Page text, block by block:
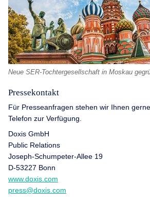
Neue SER-Tochtergesellschaft in Moskau
Pressekontakt
Für Presseanfragen stehen wir Ihnen
Telefon zur Verfügung.
Doxis GmbH
Public Relations
Joseph-Schumpeter-Allee 19
D-53227 Bonn
www.doxis.com
press@doxis.com